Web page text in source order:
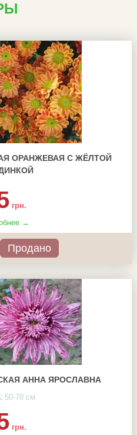
ОРАНЖЕВАЯ С ЖЁЛТОЙ
грн.
→
Продано
АННА ЯРОСЛАВНА
50-70 см
грн.